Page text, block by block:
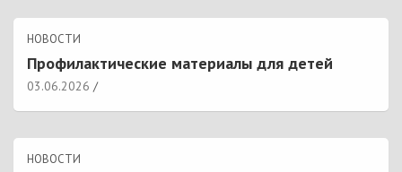
НОВОСТИ
Профилактические материалы для детей
03.06.2026
НОВОСТИ